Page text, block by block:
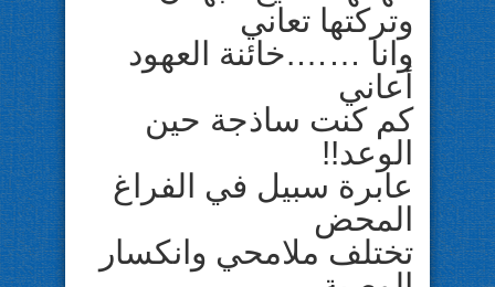
وتركتها تعاني
وانا …….خائنة العهود
أعاني
كم كنت ساذجة حين
الوعد!!
عابرة سبيل في الفراغ
المحض
تختلف ملامحي وانكسار